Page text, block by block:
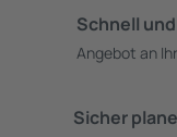
Schnell
Angebot an
Sicher